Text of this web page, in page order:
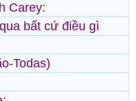
Carey:
bất cứ điều gì
Todas)